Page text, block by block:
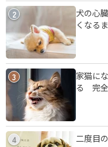
2
犬の心
くなる
3
家猫に
る 完全
4 二度目